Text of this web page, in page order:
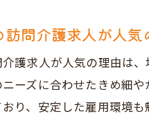
問介護求人が人気
護求人が人気の理由は
ーズに合わせたきめ細
り、安定した雇用環境